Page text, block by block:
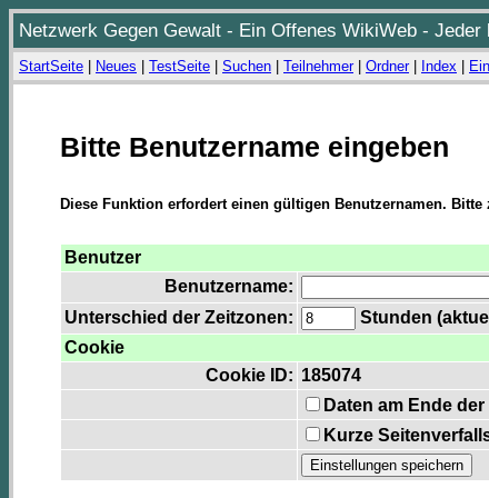
Netzwerk Gegen Gewalt - Ein Offenes WikiWeb - Jeder
StartSeite Neues TestSeite Suchen Teilnehmer| Ordner| Index
Bitte Benutzername eingeben
Diese Funktion erfordert einen gültigen Benutzernamen. Bitte
Benutzer
Benutzername:
Unterschied der Zeitzonen:
Stunden
Cookie
Cookie ID: 185074
Daten am Ende
Kurze